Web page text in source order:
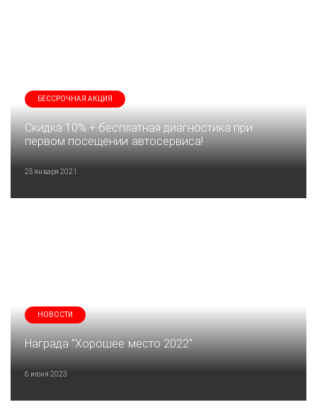
БЕССРОЧНАЯ АКЦИЯ
Скидка 10% + бесплатная диагностика при
первом посещении автосервиса!
25 января 2021
НОВОСТИ
Награда "Хорошее место 2022"
6 июня 2023